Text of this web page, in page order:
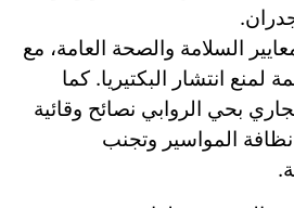
السلامة والصحة العامة، مع
انتشار البكتيريا. كما
بحي الروابي نصائح وقائية
المواسير وتجنب